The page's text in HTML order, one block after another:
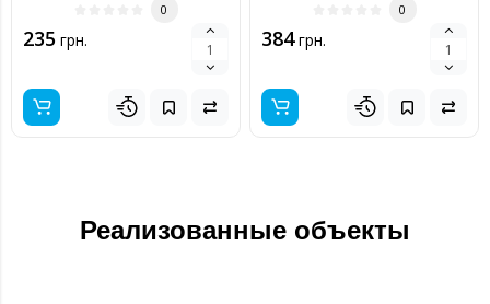
0
235 грн.
0
384грн.
Реализованные объекты